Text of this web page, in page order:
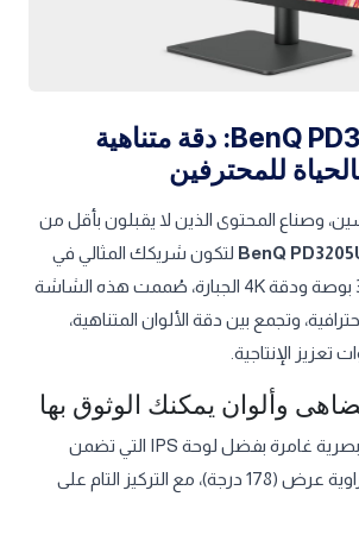
شاشة BenQ PD3205U: دقة متناهية
للمحترفين
وصناع المحتوى الذين لا يقبلون بأقل من
BenQ لتكون شريكك المثالي في
بيئة العمل. بحجم 31.5 بوصة ودقة 4K الجبارة، صُممت هذه الشاشة
وتجمع بين دقة الألوان المتناهية،
تعزيز الإنتاجية.
وألوان يمكنك الوثوق بها
الشاشة تقدم تجربة بصرية غامرة بفضل لوحة IPS التي تضمن
وضوحاً فائقاً من أي زاوية عرض (178 درجة)، مع التركيز التام على